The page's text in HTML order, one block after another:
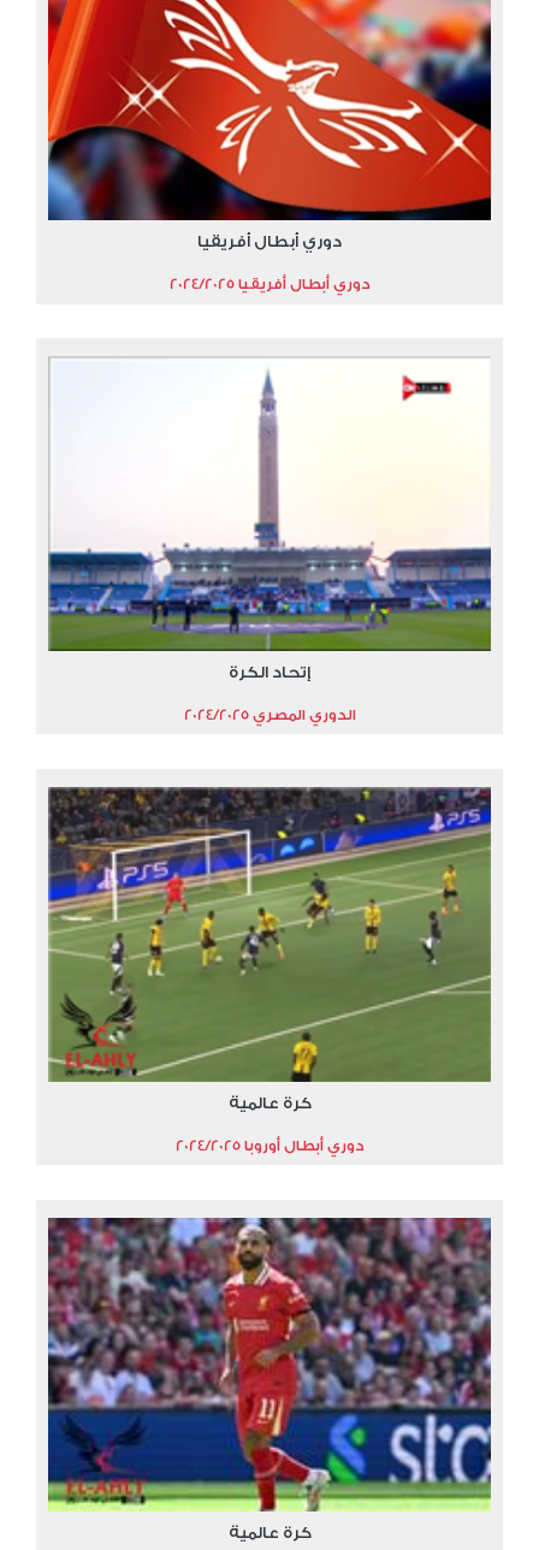
دوري أبطال أفريقيا
دوري أبطال أفريقيا 2024/2025
إتحاد الكرة
الدوري المصري 2024/2025
كرة عالمية
دوري أبطال أوروبا 2024/2025
كرة عالمية